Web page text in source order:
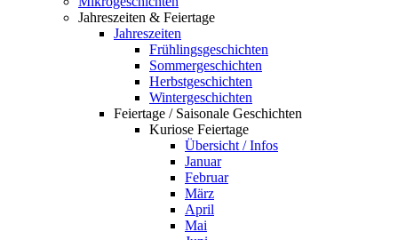
Jahreszeiten & Feiertage
Jahreszeiten
Frühlingsgeschichten
Sommergeschichten
Herbstgeschichten
Wintergeschichten
Feiertage / Saisonale Geschichten
Kuriose Feiertage
Übersicht / Infos
Januar
Februar
März
April
Mai